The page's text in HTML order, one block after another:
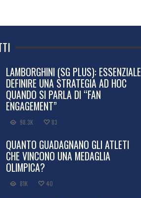
LAMBORGHINI (SG PLUS): ESSENZIALE
DEFINIRE UNA STRATEGIA AD HOC
QUANDO SI PARLA DI “FAN
ENGAGEMENT”
98.3K 83
QUANTO GUADAGNANO GLI ATLETI
CHE VINCONO UNA MEDAGLIA
OLIMPICA?
81K 40